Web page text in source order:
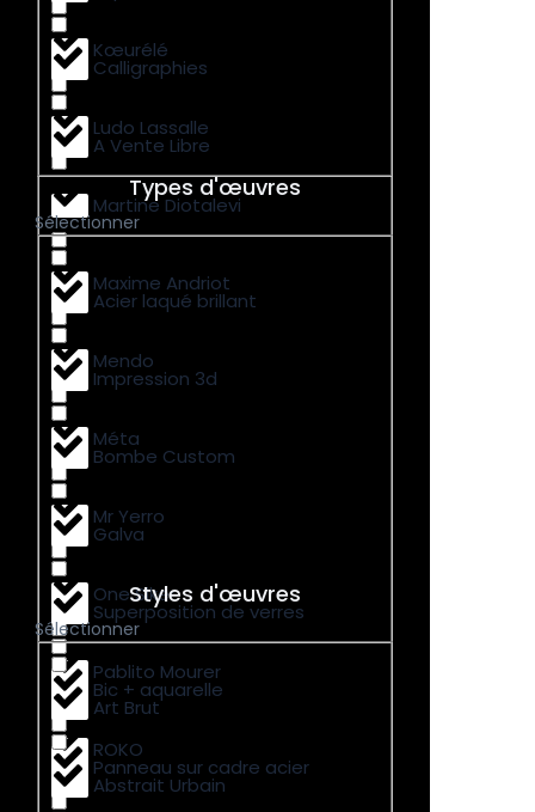
Kœurélé
Ludo Lassalle
Martine Diotalevi
Maxime Andriot
Mendo
Méta
Mr Yerro
One Siker
Pablito Mourer
ROKO
Calligraphies
A Vente Libre
Types d'œuvres
Sélectionner
Acier laqué brillant
Impression 3d
Bombe Custom
Galva
Superposition de verres
Bic + aquarelle
Panneau sur cadre acier
Styles d'œuvres
Sélectionner
Art Brut
Abstrait Urbain